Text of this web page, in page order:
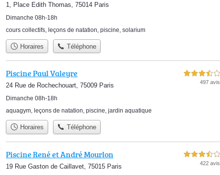
1, Place Edith Thomas, 75014 Paris
Dimanche 08h-18h
cours collectifs leçons de natation piscine solarium
Horaires Téléphone
Piscine Paul Valeyre
24 Rue de Rochechouart, 75009 Paris
Dimanche 08h-18h
3,5 étoiles sur 5
497 avis
aquagym, leçons de natation, piscine, jardin aquatique
Horaires Téléphone
Piscine René et André Mourlon
19 Rue Gaston de Caillavet, 75015 Paris
3,5 étoiles sur 5
422 avis